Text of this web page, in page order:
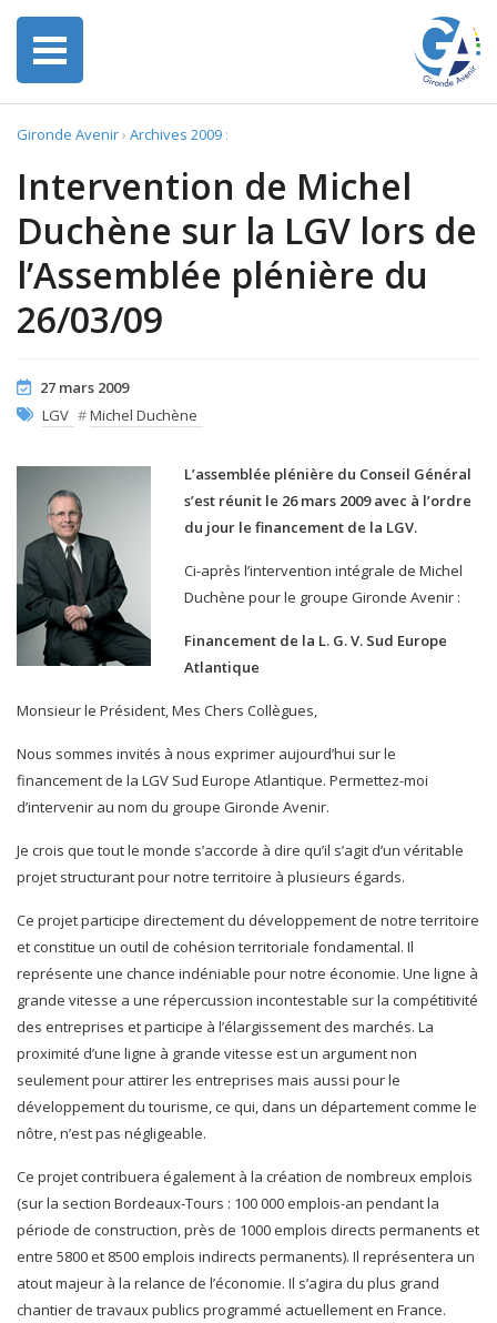
Gironde Avenir› Archives 2009 :
Intervention de Michel
Duchène sur la LGV lors de
l’Assemblée plénière du
26/03/09
27 mars 2009
LGV #Michel Duchène
L’assemblée plénière du Conseil Général
s’est réunit le 26 mars 2009 avec à l’ordre
du jour le financement de la LGV.
Ci-après l’intervention intégrale de Michel
Duchène pour le groupe Gironde Avenir :
Financement de la L. G. V. Sud Europe
Atlantique
Monsieur le Président, Mes Chers Collègues,
Nous sommes invités à nous exprimer aujourd’hui sur le
financement de la LGV Sud Europe Atlantique. Permettez-moi
d’intervenir au nom du groupe Gironde Avenir.
Je crois que tout le monde s’accorde à dire qu’il s’agit d’un véritable
projet structurant pour notre territoire à plusieurs égards.
Ce projet participe directement du développement de notre territoire
et constitue un outil de cohésion territoriale fondamental. Il
représente une chance indéniable pour notre économie. Une ligne à
grande vitesse a une répercussion incontestable sur la compétitivité
des entreprises et participe à l’élargissement des marchés. La
proximité d’une ligne à grande vitesse est un argument non
seulement pour attirer les entreprises mais aussi pour le
développement du tourisme, ce qui, dans un département comme le
nôtre, n’est pas négligeable.
Ce projet contribuera également à la création de nombreux emplois
(sur la section Bordeaux-Tours : 100 000 emplois-an pendant la
période de construction, près de 1000 emplois directs permanents et
entre 5800 et 8500 emplois indirects permanents). Il représentera un
atout majeur à la relance de l’économie. Il s’agira du plus grand
chantier de travaux publics programmé actuellement en France.